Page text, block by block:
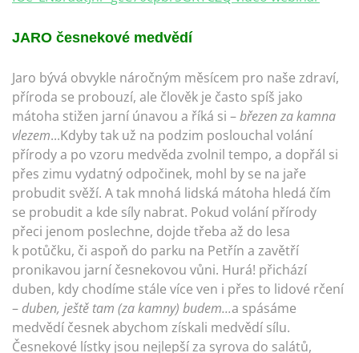
JARO česnekové medvědí
Jaro bývá obvykle náročným měsícem pro naše zdraví,
příroda se probouzí, ale člověk je často spíš jako
mátoha stižen jarní únavou a říká si –březen za kamna
vlezem...Kdyby tak už na podzim poslouchal volání
přírody a po vzoru medvěda zvolnil tempo, a dopřál si
přes zimu vydatný odpočinek, mohl by se na jaře
probudit svěží. A tak mnohá lidská mátoha hledá čím
se probudit a kde síly nabrat. Pokud volání přírody
přeci jenom poslechne, dojde třeba až do lesa
k potůčku, či aspoň do parku na Petřín a zavětří
pronikavou jarní česnekovou vůni. Hurá! přichází
duben, kdy chodíme stále více ven i přes to lidové rčení
– duben, ještě tam (za kamny) budem...a spásáme
medvědí česnek abychom získali medvědí sílu.
Česnekové lístky jsou nejlepší za syrova do salátů,